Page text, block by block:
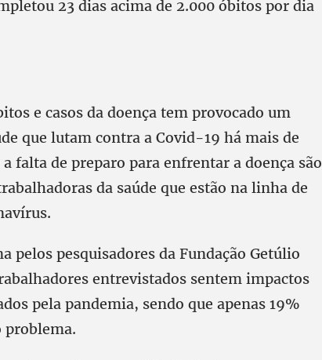
23 dias acima de 2.000 óbitos por dia
e casos da doença tem provocado um
que lutam contra a Covid-19 há mais de
falta de preparo para enfrentar a doença são
da saúde que estão na linha de
pelos pesquisadores da Fundação Getúlio
entrevistados sentem impactos
pela pandemia, sendo que apenas 19%
problema.